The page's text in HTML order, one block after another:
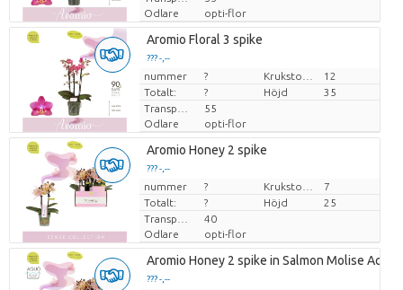
Odlare
opti-flor
Aromio Floral 3 spike
??? -,--
Pris per enhet
nummer ?
12
Totalt:
? Höjd
35
55
Odlare
opti-flor
Aromio Honey 2 spike
??? -,--
Pris per enhet
nummer ?
7
Totalt:
? Höjd
25
40
Odlare
opti-flor
Aromio Honey 2 spike in Salmon Molise Aquo
??? -,--